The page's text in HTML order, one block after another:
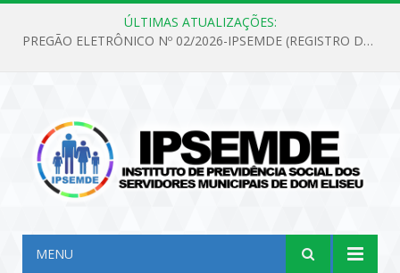
ÚLTIMAS ATUALIZAÇÕES:
PREGÃO ELETRÔNICO Nº 02/2026-IPSEMDE (REGISTRO DE PREÇOS PARA FUTURA E EVENTUAL AQUISIÇÃO DE MATERIAL DE LIMPEZA E GÊNEROS ALIMENTÍCIOS PARA ATENDER AS NECESSIDADES DO INSTITUTO DE PREVIDÊNCIA SOCIAL DOS SERVIDORES MUNICIPAIS DE DOM ELISEU.)
MENU